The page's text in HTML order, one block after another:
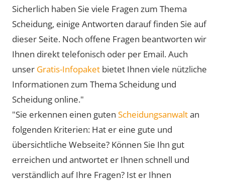
Sicherlich haben Sie viele Fragen zum Thema
Scheidung, einige Antworten darauf finden Sie auf
dieser Seite. Noch offene Fragen beantworten wir
Ihnen direkt telefonisch oder per Email. Auch
unser Gratis-Infopaket bietet Ihnen viele nützliche
Informationen zum Thema Scheidung und
Scheidung online."
"Sie erkennen einen guten Scheidungsanwaltan
folgenden Kriterien: Hat er eine gute und
übersichtliche Webseite? Können Sie Ihn gut
erreichen und antwortet er Ihnen schnell und
verständlich auf Ihre Fragen? Ist er Ihnen